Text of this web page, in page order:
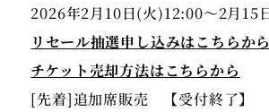
リセール抽選申し込みはこちらから
チケット売却方法はこちらから
[先着]追加席販売 【受付終了】